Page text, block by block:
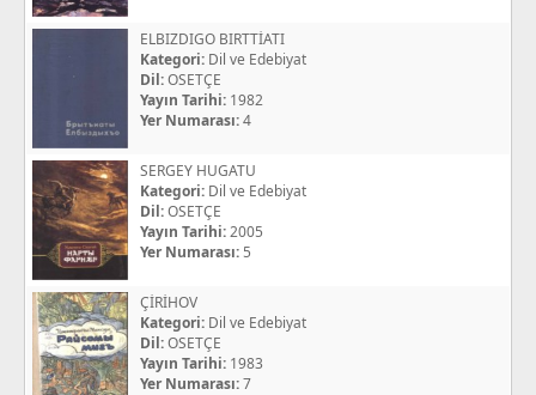
ELBIZDIGO BIRTTİATI
Kategori: Dil ve Edebiyat
Dil:OSETÇE
Yayın Tarihi: 1982
Yer Numarası:4
SERGEY HUGATU
Kategori: Dil ve Edebiyat
Dil:OSETÇE
Yayın Tarihi:2005
Yer Numarası: 5
ÇİRİHOV
Kategori: Dil ve Edebiyat
Dil:OSETÇE
Yayın Tarihi: 1983
Yer Numarası:7